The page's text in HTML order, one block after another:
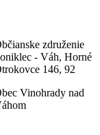
združenie
- Váh, Horné
146, 92
Vinohrady nad